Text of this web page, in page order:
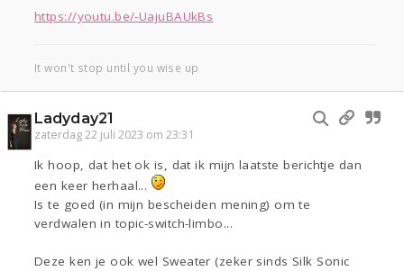
https://youtu.be/-UajuBAUkBs
It won't stop until you wise up
Ladyday21
zaterdag 22 juli 2023 om 23:31
Ik hoop, dat het ok is, dat ik mijn laatste berichtje dan
een keer herhaal...
Is te goed (in mijn bescheiden mening) om te
verdwalen in topic-switch-limbo...
Deze ken je ook wel Sweater (zeker sinds Silk Sonic